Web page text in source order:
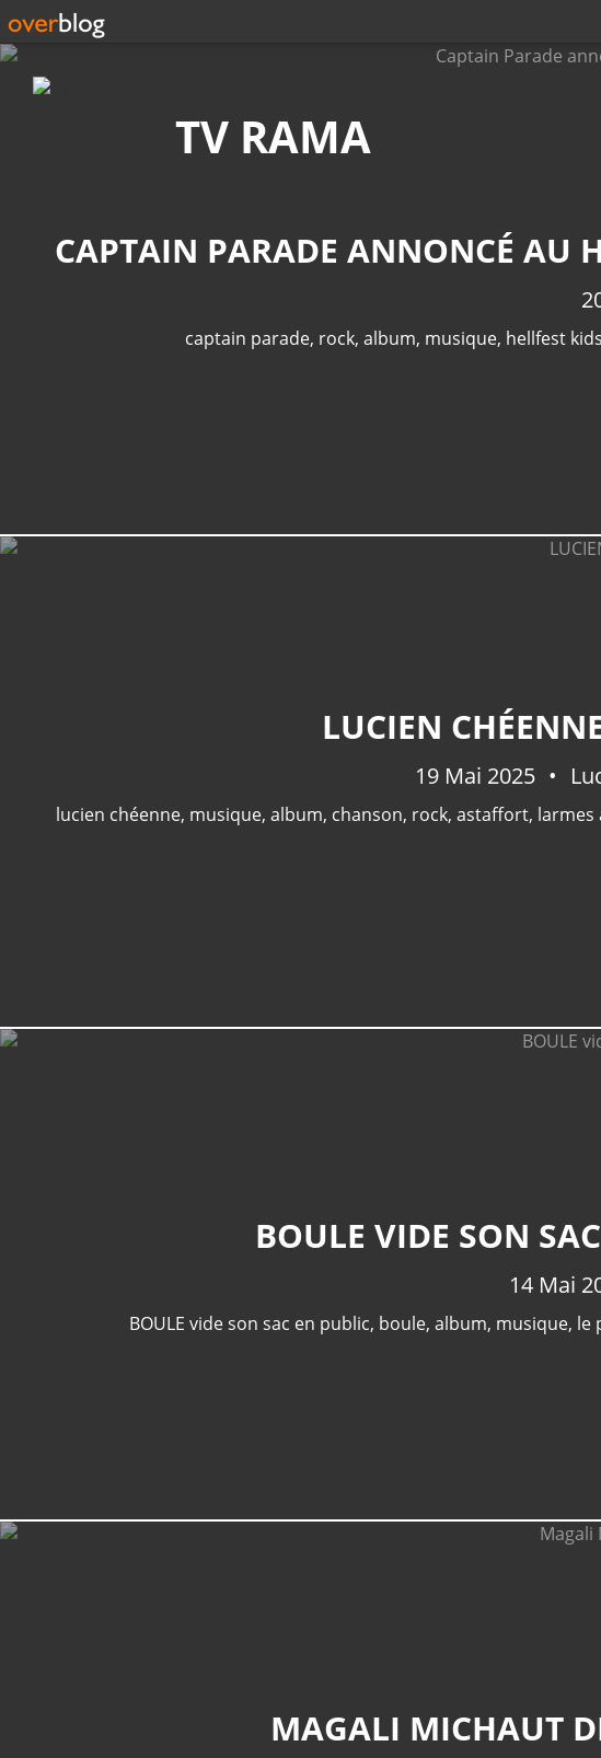
TV RAMA
captain parade, rock, album, musique, hellfest kids
LUCIEN
19 Mai 2025
lucien chéenne, musique, album, chanson, rock, astaffort, larmes
BOULE VIDE SON
14 Mai
BOULE vide son sac en public, boule, album, musique, le
MAGALI MICHAUT